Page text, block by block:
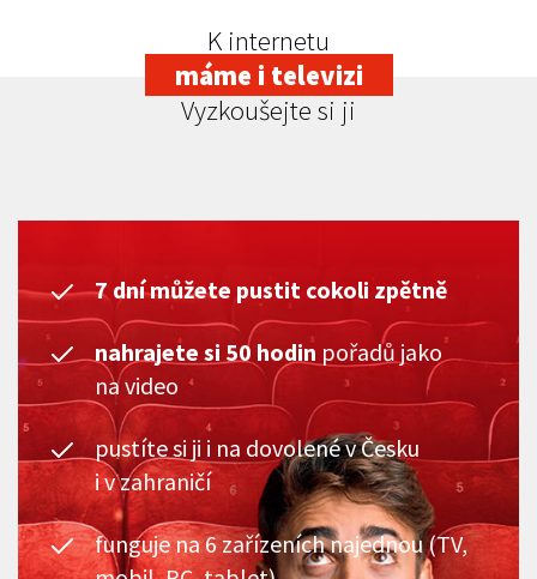
K internetu
máme i televizi
Vyzkoušejte si ji
7 dní můžete pustit cokoli zpětně
nahrajete si 50 hodin pořadů jako
na video
pustíte si ji i na dovolené v Česku
i v zahraničí
funguje na 6 zařízeních najednou (TV,